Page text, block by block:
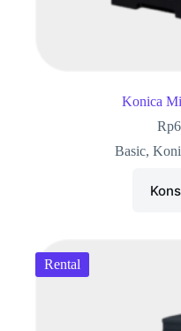
Konica
Rp
Basic,
Rental